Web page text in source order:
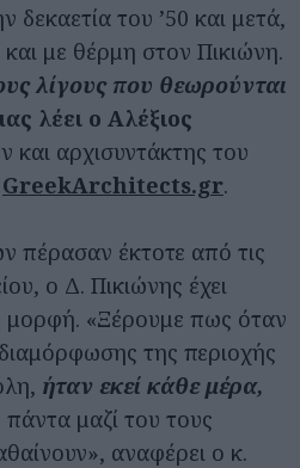
δεκαετία του ’50 και μετά,
με θέρμη στον Πικιώνη.
λίγους που θεωρούνται
λέει ο Αλέξιος
και αρχισυντάκτης του
GreekArchitects.gr.
πέρασαν έκτοτε από τις
ο Δ. Πικιώνης έχει
μορφή. «Ξέρουμε πως όταν
της περιοχής
ήταν εκεί κάθε μέρα,
πάντα μαζί του τους
αναφέρει ο κ.